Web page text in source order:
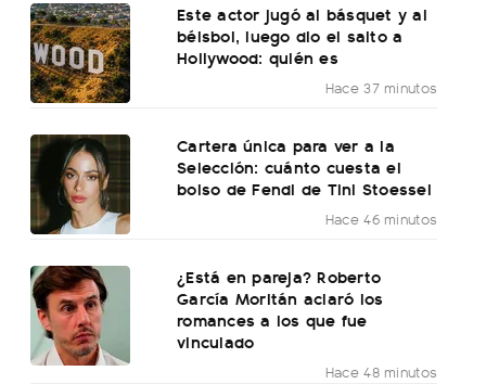
Este actor jugó al básquet y al
béisbol, luego dio el salto a
Hollywood: quién es
Hace 37 minutos
Cartera única para ver a la
Selección: cuánto cuesta el
bolso de Fendi de Tini Stoessel
Hace 46 minutos
¿Está en pareja? Roberto
García Moritán aclaró los
romances a los que fue
vinculado
Hace 48 minutos